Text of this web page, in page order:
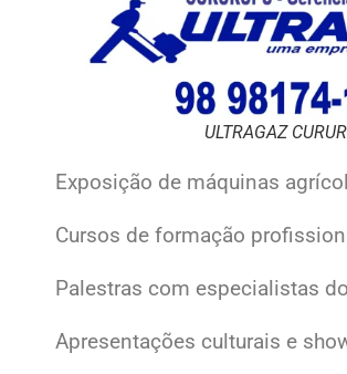
ULTRAGAZ
Exposição de máquinas
Cursos de formação
Palestras com especialistas
Apresentações culturais e